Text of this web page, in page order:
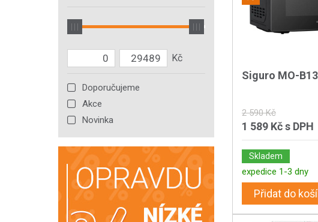
Doporučujeme
Akce
Novinka
Siguro MO-
2 590 Kč
1 589 Kčs DPH
Skladem
expedice 1-3 dny
Přidat do